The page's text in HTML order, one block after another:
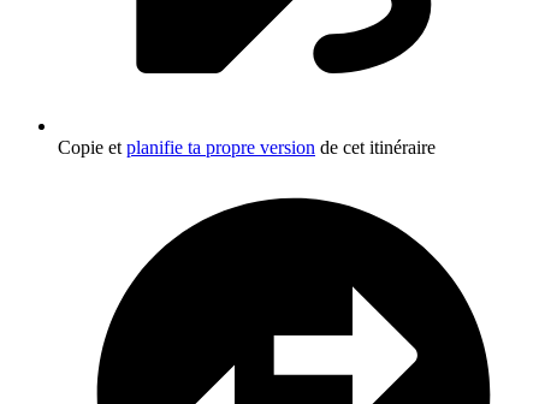
Copie et planifie ta propre version de cet itinéraire